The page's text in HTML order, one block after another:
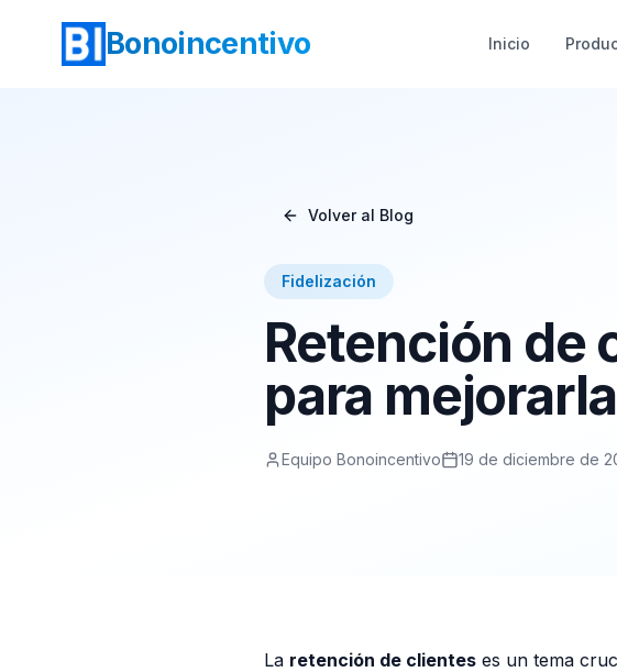
Bonoincentivo Inicio
Volver al Blog
Fidelización
Retención de
para mejorarla
Equipo Bonoincentivo 19 de diciembre de
La retención de clientes es un tema